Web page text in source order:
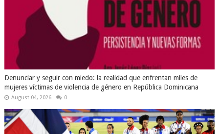
Denunciar y seguir con miedo: la realidad que enfrentan miles de
mujeres víctimas de violencia de género en República Dominicana
August 04, 2026 0